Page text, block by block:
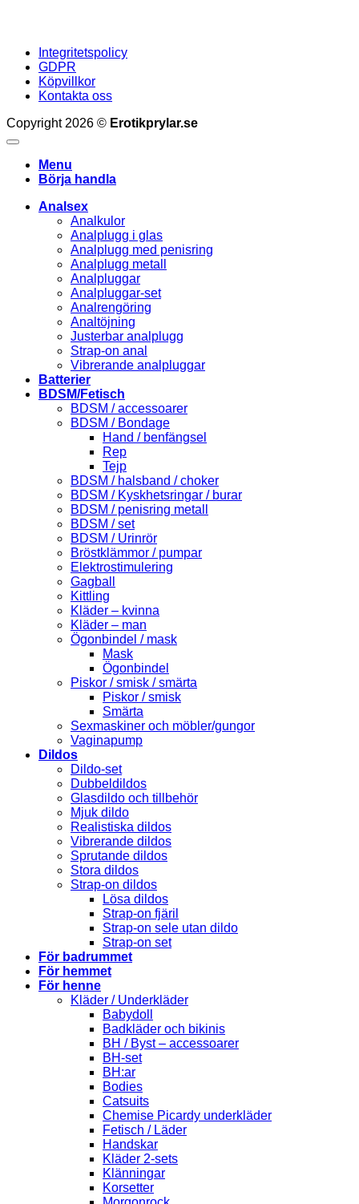
Integritetspolicy
GDPR
Köpvillkor
Kontakta oss
Copyright 2026 © Erotikprylar.se
Menu
Börja handla
Analsex
Analkulor
Analplugg i glas
Analplugg med penisring
Analplugg metall
Analpluggar
Analpluggar-set
Analrengöring
Analtöjning
Justerbar analplugg
Strap-on anal
Vibrerande analpluggar
Batterier
BDSM/Fetisch
BDSM / accessoarer
BDSM / Bondage
Hand / benfängsel
Rep
Tejp
BDSM / halsband / choker
BDSM / Kyskhetsringar / burar
BDSM / penisring metall
BDSM / set
BDSM / Urinrör
Bröstklämmor / pumpar
Elektrostimulering
Gagball
Kittling
Kläder – kvinna
Kläder – man
Ögonbindel / mask
Mask
Ögonbindel
Piskor / smisk / smärta
Piskor / smisk
Smärta
Sexmaskiner och möbler/gungor
Vaginapump
Dildos
Dildo-set
Dubbeldildos
Glasdildo och tillbehör
Mjuk dildo
Realistiska dildos
Vibrerande dildos
Sprutande dildos
Stora dildos
Strap-on dildos
Lösa dildos
Strap-on fjäril
Strap-on sele utan dildo
Strap-on set
För badrummet
För hemmet
För henne
Kläder / Underkläder
Babydoll
Badkläder och bikinis
BH / Byst – accessoarer
BH-set
BH:ar
Bodies
Catsuits
Chemise Picardy underkläder
Fetisch / Läder
Handskar
Kläder 2-sets
Klänningar
Korsetter